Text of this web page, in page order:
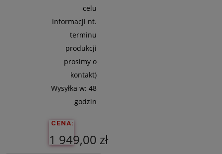
celu
informacji nt.
terminu
produkcji
prosimy o
kontakt)
Wysyłka w: 48
godzin
CENA:
1 949,00 zł